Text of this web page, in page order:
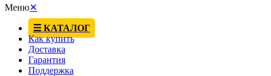
Меню✕
☰ КАТАЛОГ
Как купить
Доставка
Гарантия
Поддержка